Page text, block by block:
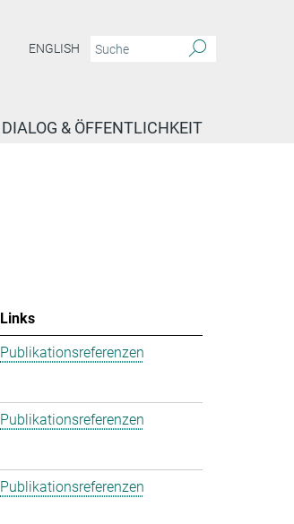
ENGLISH
DIALOG & ÖFFENTLICHKEIT
Links
Publikationsreferenzen
Publikationsreferenzen
Publikationsreferenzen